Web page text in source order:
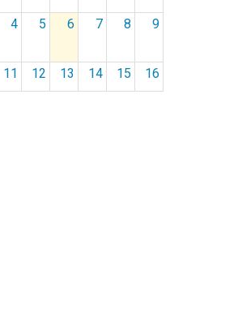
4 5 6 7 8 9
11 12 13 14 15 16